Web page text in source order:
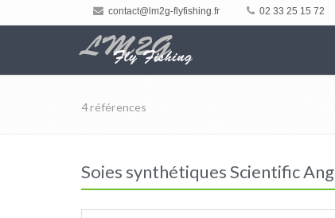
contact@lm2g-flyfishing.fr 02 33 25 15 72
4 références
Soies synthétiques Scientific